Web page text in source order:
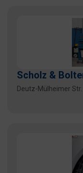
Scholz &
Deutz-Mülheimer